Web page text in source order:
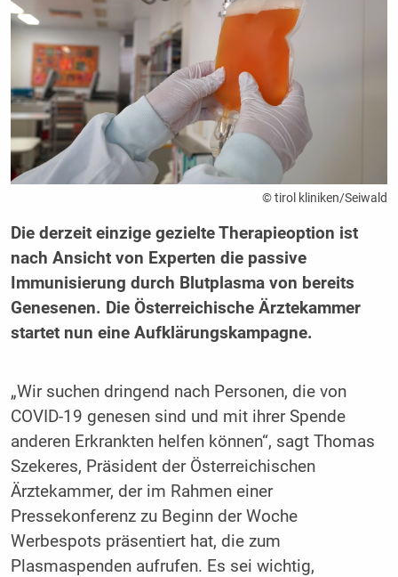
© tirol kliniken/Seiwald
Die derzeit einzige gezielte Therapieoption ist
nach Ansicht von Experten die passive
Immunisierung durch Blutplasma von bereits
Genesenen. Die Österreichische Ärztekammer
startet nun eine Aufklärungskampagne.
„Wir suchen dringend nach Personen, die von
COVID-19 genesen sind und mit ihrer Spende
anderen Erkrankten helfen können“, sagt Thomas
Szekeres, Präsident der Österreichischen
Ärztekammer, der im Rahmen einer
Pressekonferenz zu Beginn der Woche
Werbespots präsentiert hat, die zum
Plasmaspenden aufrufen. Es sei wichtig,